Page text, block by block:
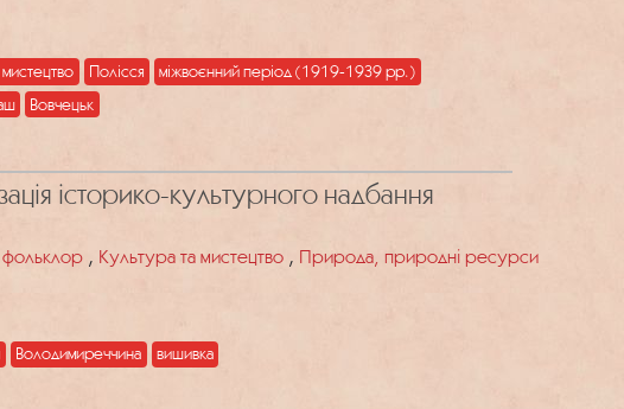
Полісся
міжвоєнний період (1919-1939 рр.)
Вовчецьк
історико-культурного надбання
фольклор , Культура та мистецтво , Природа, природні ресурси
Володимиреччина вишивка